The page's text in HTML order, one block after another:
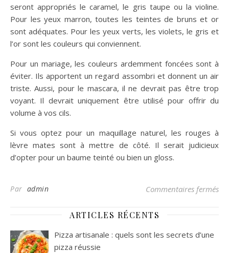
seront appropriés le caramel, le gris taupe ou la violine.
Pour les yeux marron, toutes les teintes de bruns et or
sont adéquates. Pour les yeux verts, les violets, le gris et
l’or sont les couleurs qui conviennent.
Pour un mariage, les couleurs ardemment foncées sont à
éviter. Ils apportent un regard assombri et donnent un air
triste. Aussi, pour le mascara, il ne devrait pas être trop
voyant. Il devrait uniquement être utilisé pour offrir du
volume à vos cils.
Si vous optez pour un maquillage naturel, les rouges à
lèvre mates sont à mettre de côté. Il serait judicieux
d’opter pour un baume teinté ou bien un gloss.
Par admin Commentaires fermés
ARTICLES RÉCENTS
Pizza artisanale : quels sont les secrets d’une
pizza réussie